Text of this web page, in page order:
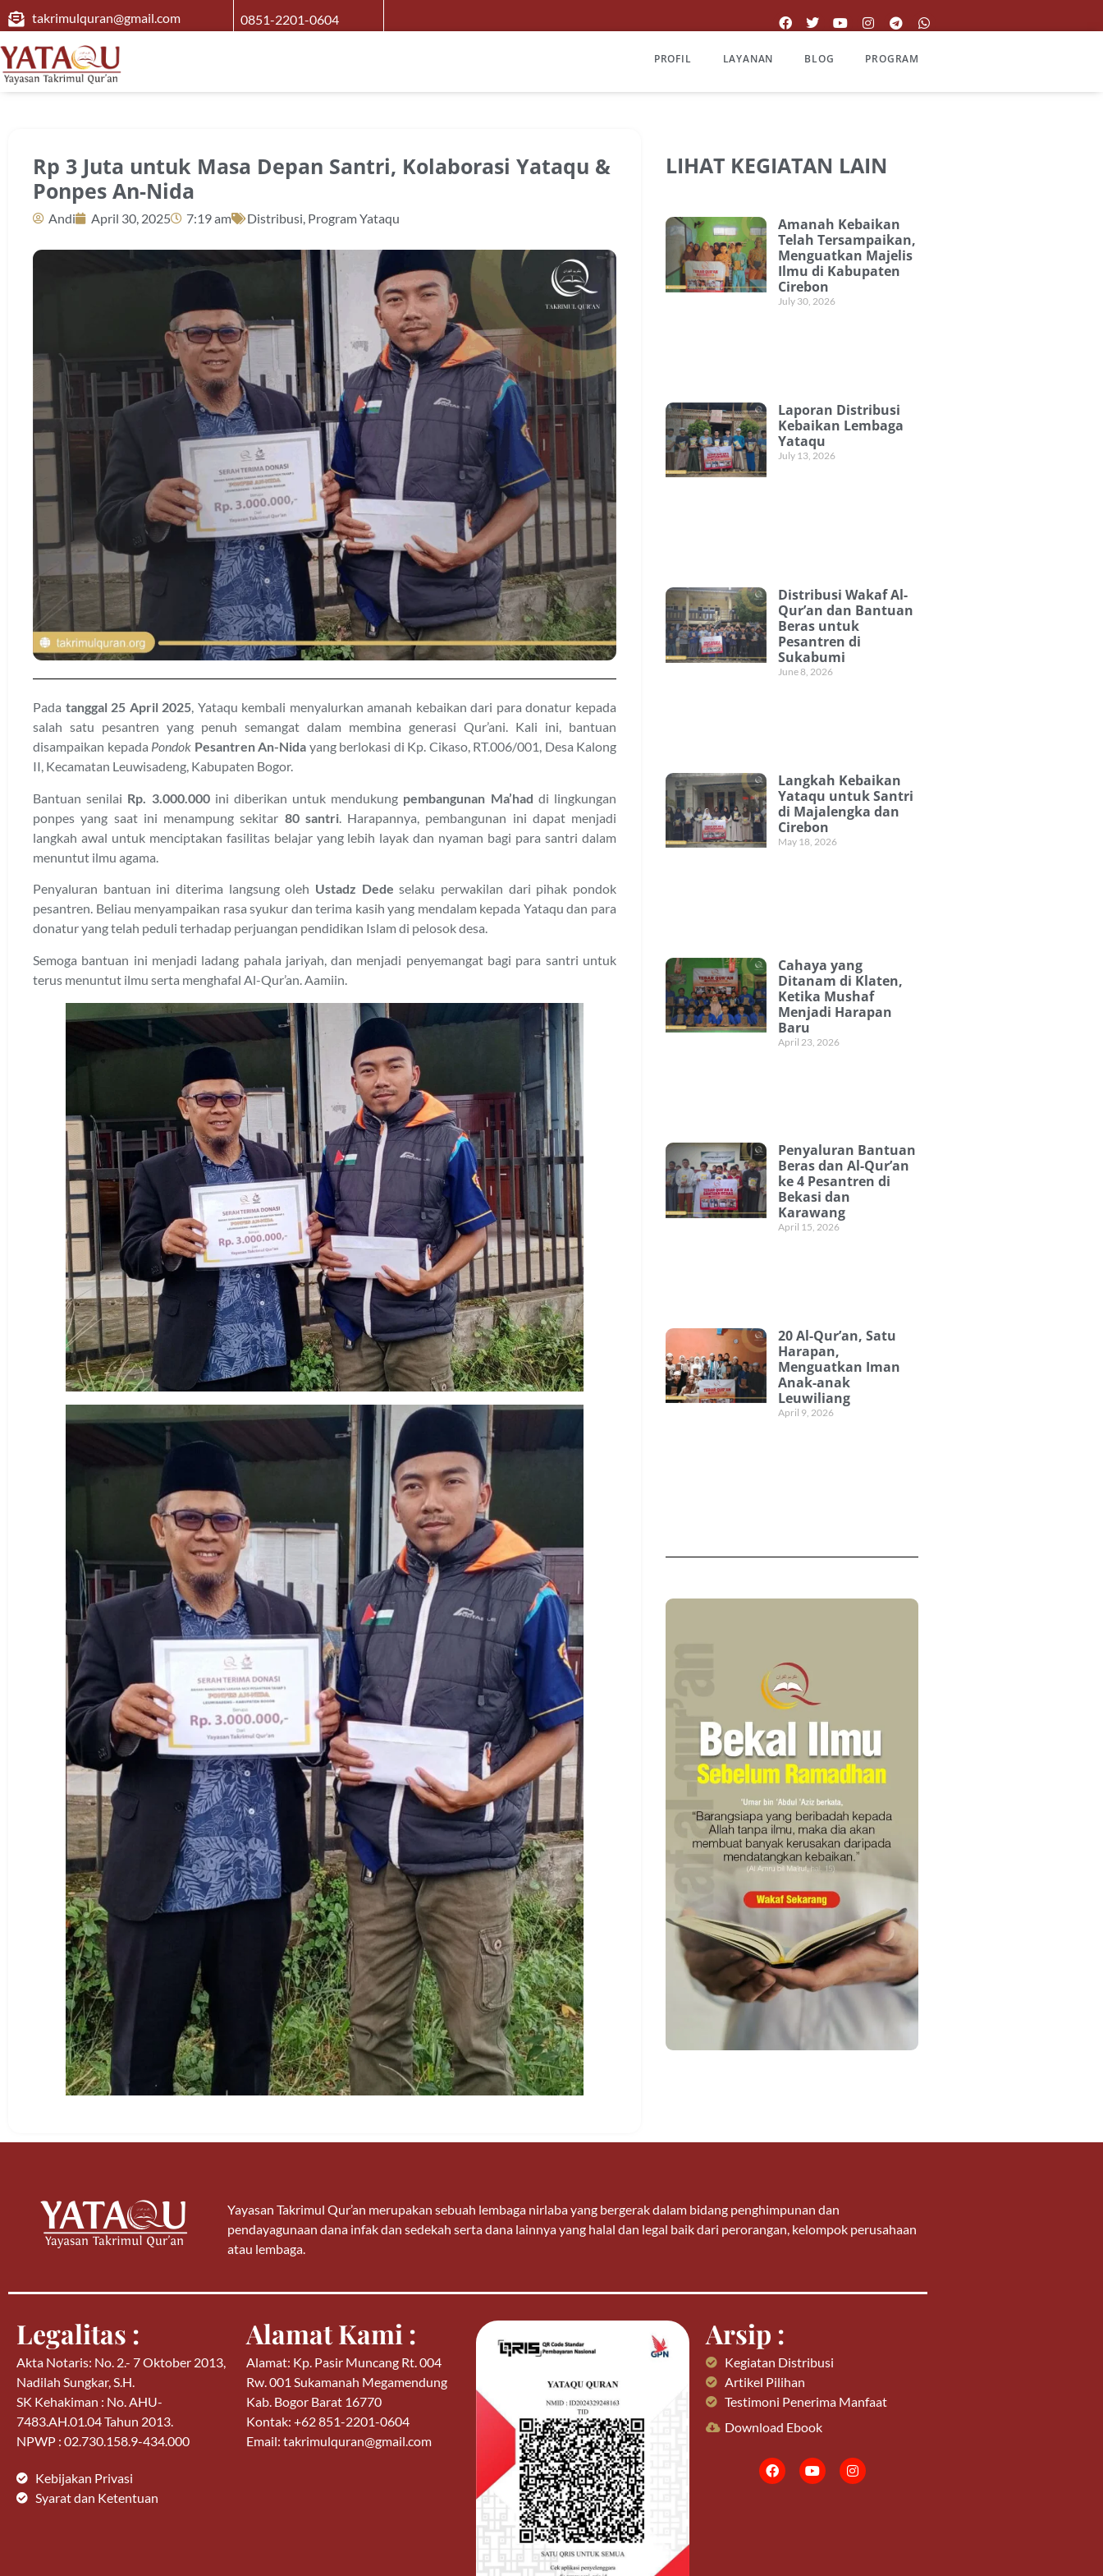
takrimulquran@gmail.com 0851-2201-0604
PROFIL LAYANAN BLOG PROGRAM
Rp 3 Juta untuk Masa Depan Santri, Kolaborasi Yataqu &
Ponpes An-Nida
Andi April 30, 2025 7:19 am Distribusi, Program Yataqu
Pada tanggal 25 April 2025, Yataqu kembali menyalurkan amanah kebaikan dari para donatur kepada
salah satu pesantren yang penuh semangat dalam membina generasi Qur’ani. Kali ini, bantuan
disampaikan kepada Pondok Pesantren An-Nida yang berlokasi di Kp. Cikaso, RT.006/001, Desa Kalong
II, Kecamatan Leuwisadeng, Kabupaten Bogor.
Bantuan senilai Rp. 3.000.000ini diberikan untuk mendukung pembangunan Ma’had di lingkungan
ponpes yang saat ini menampung sekitar 80 santri. Harapannya, pembangunan ini dapat menjadi
langkah awal untuk menciptakan fasilitas belajar yang lebih layak dan nyaman bagi para santri dalam
menuntut ilmu agama.
Penyaluran bantuan ini diterima langsung oleh Ustadz Dede selaku perwakilan dari pihak pondok
pesantren. Beliau menyampaikan rasa syukur dan terima kasih yang mendalam kepada Yataqu dan para
donatur yang telah peduli terhadap perjuangan pendidikan Islam di pelosok desa.
Semoga bantuan ini menjadi ladang pahala jariyah, dan menjadi penyemangat bagi para santri untuk
terus menuntut ilmu serta menghafal Al-Qur’an. Aamiin.
LIHAT KEGIATAN LAIN
Amanah Kebaikan
Telah Tersampaikan,
Menguatkan Majelis
Ilmu di Kabupaten
Cirebon
July 30, 2026
Laporan Distribusi
Kebaikan Lembaga
Yataqu
July 13, 2026
Distribusi Wakaf Al-
Qur’an dan Bantuan
Beras untuk
Pesantren di
Sukabumi
June 8, 2026
Langkah Kebaikan
Yataqu untuk Santri
di Majalengka dan
Cirebon
May 18, 2026
Cahaya yang
Ditanam di Klaten,
Ketika Mushaf
Menjadi Harapan
Baru
April 23, 2026
Penyaluran Bantuan
Beras dan Al-Qur’an
ke 4 Pesantren di
Bekasi dan
Karawang
April 15, 2026
20 Al-Qur’an, Satu
Harapan,
Menguatkan Iman
Anak-anak
Leuwiliang
April 9, 2026
Yayasan Takrimul Qur’an merupakan sebuah lembaga nirlaba yang bergerak dalam bidang penghimpunan dan
pendayagunaan dana infak dan sedekah serta dana lainnya yang halal dan legal baik dari perorangan, kelompok perusahaan
atau lembaga.
Legalitas :
Akta Notaris: No. 2.- 7 Oktober 2013,
Nadilah Sungkar, S.H.
SK Kehakiman : No. AHU-
7483.AH.01.04 Tahun 2013.
NPWP : 02.730.158.9-434.000
Kebijakan Privasi
Syarat dan Ketentuan
Alamat Kami :
Alamat: Kp. Pasir Muncang Rt. 004
Rw. 001 Sukamanah Megamendung
Kab. Bogor Barat 16770
Kontak: +62 851-2201-0604
Email: takrimulquran@gmail.com
Arsip :
Kegiatan Distribusi
Artikel Pilihan
Testimoni Penerima Manfaat
Download Ebook